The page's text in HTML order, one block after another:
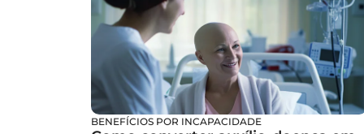
BENEFÍCIOS POR INCAPACIDADE